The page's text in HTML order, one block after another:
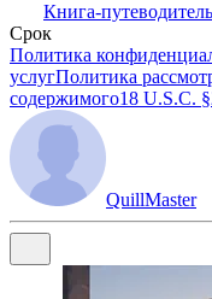
Книга-путеводитель
Срок
Политика
услугПолитика
содержимого18 U.S.C.
QuillMaster